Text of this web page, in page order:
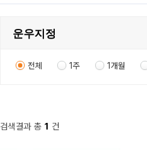
전체 1주 1개월
검색결과 총 1 건